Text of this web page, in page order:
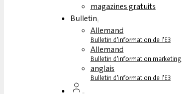
magazines gratuits
Bulletin
Allemand
Bulletin d'information de l'E3
Allemand
Bulletin d'information marketing
anglais
Bulletin d'information de l'E3